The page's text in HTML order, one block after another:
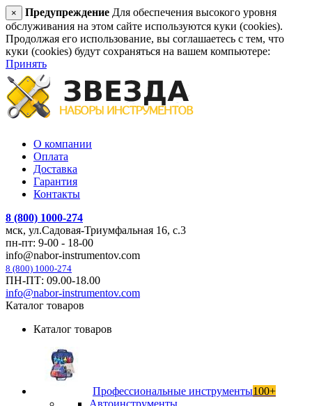
× Предупреждение Для обеспечения высокого уровня
обслуживания на этом сайте используются куки (cookies).
Продолжая его использование, вы соглашаетесь с тем, что
куки (cookies) будут сохраняться на вашем компьютере:
Принять
О компании
Оплата
Доставка
Гарантия
Контакты
8 (800) 1000-274
мск, ул.Садовая-Триумфальная 16, с.3
пн-пт: 9-00 - 18-00
info@nabor-instrumentov.com
8 (800) 1000-274
ПН-ПТ: 09.00-18.00
info@nabor-instrumentov.com
Каталог товаров
Каталог товаров
Профессиональные инструменты100+
Автоинструменты